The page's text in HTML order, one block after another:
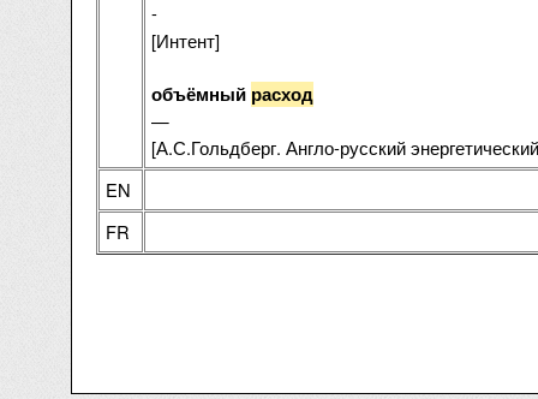
-
[Интент]
объёмный расход
—
[А.С.Гольдберг. Англо-русский
EN
FR